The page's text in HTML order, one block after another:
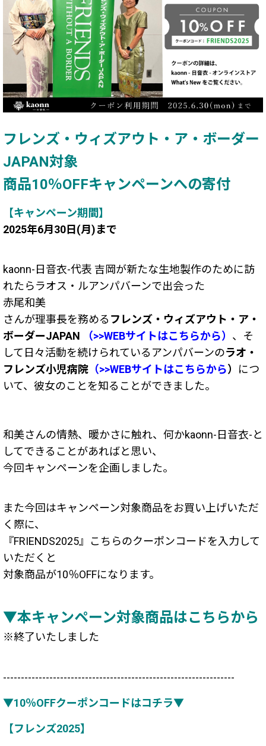
フレンズ・ウィズアウト・ア・ボーダー
JAPAN対象
商品10％OFFキャンペーンへの寄付
【キャンペーン期間】
2025年6月30日(月)まで
kaonn-日音衣-代表 吉岡が新たな生地製作のために訪
れたらラオス・ルアンパバーンで出会った
赤尾和美
さんが理事長を務める フレンズ・ウィズアウト・ア・
ボーダーJAPAN
（>>WEBサイトはこちらから） 、そ
して日々活動を続けられているアンパバーンのラオ・
フレンズ小児病院 （>>WEBサイトはこちらから） につ
いて、彼女のことを知ることができました。
和美さんの情熱、暖かさに触れ、何かkaonn-日音衣-と
してできることがあればと思い、
今回キャンペーンを企画しました。
また今回はキャンペーン対象商品をお買い上げいただ
く際に、
『FRIENDS2025』こちらのクーポンコードを入力して
いただくと
対象商品が10％OFFになります。
▼本キャンペーン対象商品はこちらから
※終了いたしました
-----------------------------------------------------------------
▼10％OFFクーポンコードはコチラ▼
【フレンズ2025】